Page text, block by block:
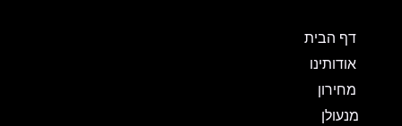
דף הבית
אודותינו
מחירון
מנעולן